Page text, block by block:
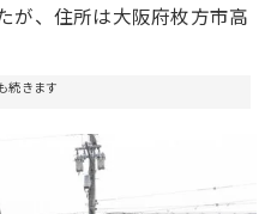
が、住所は大阪府枚方市高
続きます